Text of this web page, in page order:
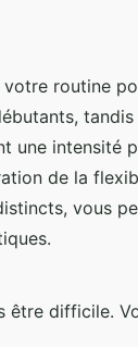
routine
une intensité
de la
vous
être difficile.